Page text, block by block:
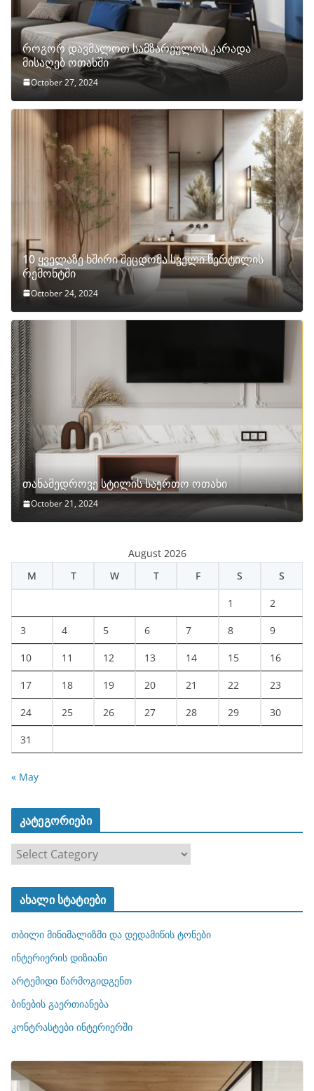
როგორ დავმალოთ სამზარეულოს კარადა
მისაღებ ოთახში
October 27, 2024
10 ყველაზე ხშირი შეცდომა სველი წერტილის
რემონტში
October 24, 2024
თანამედროვე სტილის საერთო ოთახი
October 21, 2024
August 2026
M
T W T F S S
1 2
3 4 5 6 7 8 9
10 11 12 13 14 15 16
17 18 19 20 21 22 23
24 25 26 27 28 29 30
31
« May
კატეგორიები
ტ
ო
რ
ბ
ი
ახალი სტატიები
თბილი მინიმალიზმი და დედამიწის ტონები
ინტერიერის დიზიანი
არტემიდი წარმოგიდგენთ
ბინების გაერთიანება
კონტრასტები ინტერიერში